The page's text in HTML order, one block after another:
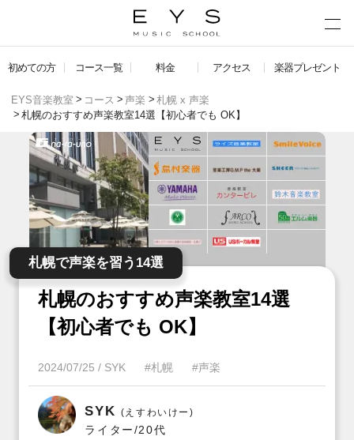
初めての方 コース一覧 料金 アクセス 楽器プレゼント
EYS音楽教室 コース 声楽
札幌 x 声楽
札幌のおすすめ声楽教室14選【初心者でも OK】
札幌のおすすめ声楽教室14選
【初心者でも OK】
札幌で声楽を習う14選
2024/07/25 / SYK #札幌 #声楽
SYK (えすわいけー)
ライター/20代